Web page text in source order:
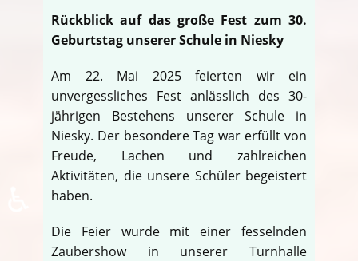
Rückblick auf das große Fest zum 30.
Geburtstag unserer Schule in Niesky
Am 22. Mai 2025 feierten wir ein
unvergessliches Fest anlässlich des 30-
jährigen Bestehens unserer Schule in
Niesky. Der besondere Tag war erfüllt von
Freude, Lachen und zahlreichen
Aktivitäten, die unsere Schüler begeistert
haben.
Die Feier wurde mit einer fesselnden
Zaubershow in unserer Turnhalle